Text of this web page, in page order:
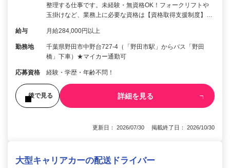
整理する仕事です。未経験・無資格OK！フォークリフトや
玉掛けなど、業務上に必要な資格は【資格取得支援制度】…
給与 月給284,000円以上
勤務地
千葉県野田市中野台727-4（「野田市駅」からバス「野田
橋」下車）★マイカー通勤可
応募資格 経験・学歴・年齢不問！
後で見る 詳細を見る
更新日： 2026/07/30 掲載終了日： 2026/10/30
大型キャリアカーの配送ドライバー